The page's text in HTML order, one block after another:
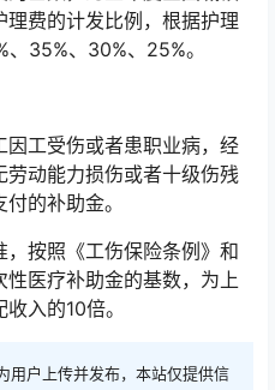
费的计发比例，根据护理
35%、30%、25%。
工受伤或者患职业病，经
动能力损伤或者十级伤残
的补助金。
按照《工伤保险条例》和
医疗补助金的基数，为上
入的10倍。
用户上传并发布，本站仅提供信